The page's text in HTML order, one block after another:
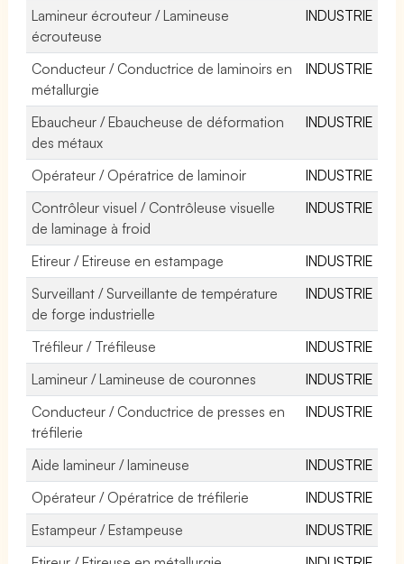
Lamineur écrouteur / Lamineuse
écrouteuse
INDUSTRIE
Conducteur / Conductrice de laminoirs en
métallurgie
INDUSTRIE
Ebaucheur / Ebaucheuse de déformation
des métaux
INDUSTRIE
Opérateur / Opératrice de laminoir
INDUSTRIE
Contrôleur visuel / Contrôleuse visuelle
de laminage à froid
INDUSTRIE
Etireur / Etireuse en estampage
INDUSTRIE
Surveillant / Surveillante de température
de forge industrielle
INDUSTRIE
Tréfileur / Tréfileuse
INDUSTRIE
Lamineur / Lamineuse de couronnes
INDUSTRIE
Conducteur / Conductrice de presses en
tréfilerie
INDUSTRIE
Aide lamineur / lamineuse
INDUSTRIE
Opérateur / Opératrice de tréfilerie
INDUSTRIE
Estampeur / Estampeuse
INDUSTRIE